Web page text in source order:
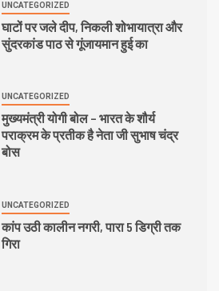
UNCATEGORIZED
घाटों पर जले दीप, निकली शोभायात्रा और
सुंदरकांड पाठ से गूंजायमान हुई का
UNCATEGORIZED
मुख्यमंत्री योगी बोल – भारत के शौर्य
पराक्रम के प्रतीक है नेता जी सुभाष चंद्र
बोस
UNCATEGORIZED
कांप उठी कालीन नगरी, पारा 5 डिग्री तक
गिरा